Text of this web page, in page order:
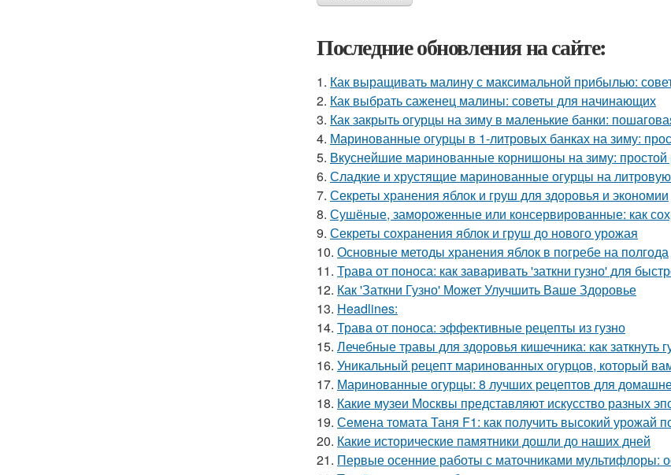
Последние обновления на сайте:
1. Как выращивать малину с максимальной прибылью:
2. Как выбрать саженец малины: советы для начинающих
3. Как закрыть огурцы на зиму в маленькие банки:
4. Маринованные огурцы в 1-литровых банках на зиму:
5. Вкуснейшие маринованные корнишоны на зиму: простой
6. Сладкие и хрустящие маринованные огурцы на
7. Секреты хранения яблок и груш для здоровья и экономии
8. Сушёные, замороженные или консервированные: как
9. Секреты сохранения яблок и груш до нового урожая
10. Основные методы хранения яблок в погребе на полгода
11. Трава от поноса: как заваривать 'заткни гузно' для
12. Как 'Заткни Гузно' Может Улучшить Ваше Здоровье
13. Headlines:
14. Трава от поноса: эффективные рецепты из гузно
15. Лечебные травы для здоровья кишечника: как заткнуть
16. Уникальный рецепт маринованных огурцов, который
17. Маринованные огурцы: 8 лучших рецептов для
18. Какие музеи Москвы представляют искусство разных
19. Семена томата Таня F1: как получить высокий урожай
20. Какие исторические памятники дошли до наших дней
21. Первые осенние работы с маточниками мультифлоры: